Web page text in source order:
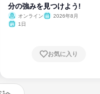
分の強みを見つけよう!
オンライン
2026年8月
1日
お気に入り